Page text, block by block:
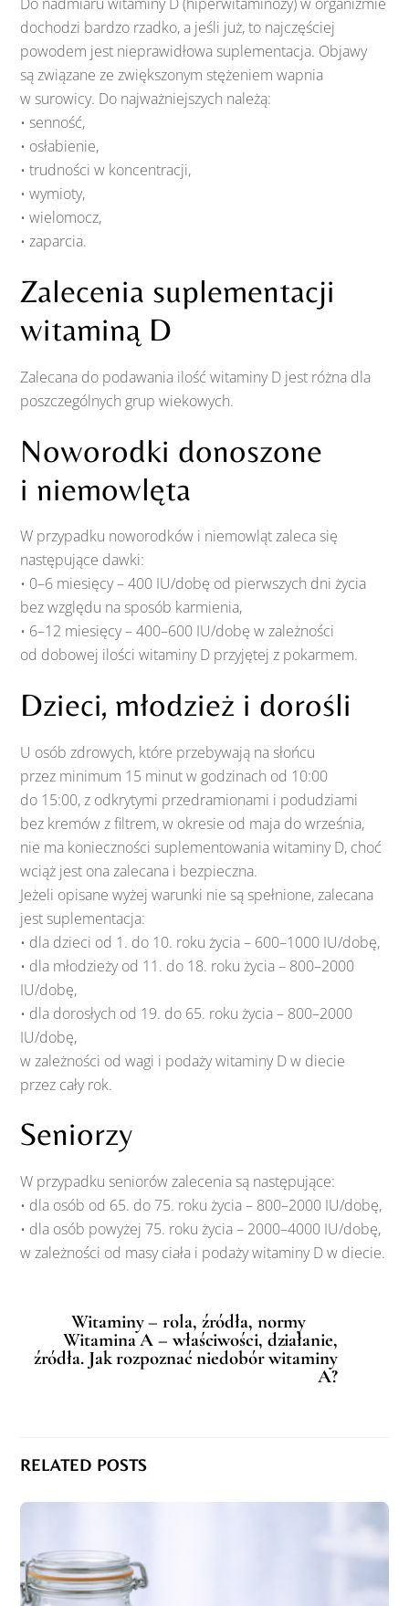
Do nadmiaru witaminy D (hiperwitaminozy) w organizmie
dochodzi bardzo rzadko, a jeśli już, to najczęściej
powodem jest nieprawidłowa suplementacja. Objawy
są związane ze zwiększonym stężeniem wapnia
w surowicy. Do najważniejszych należą:
• senność,
• osłabienie,
• trudności w koncentracji,
• wymioty,
• wielomocz,
• zaparcia.
Zalecenia suplementacji
witaminą D
Zalecana do podawania ilość witaminy D jest różna dla
poszczególnych grup wiekowych.
Noworodki donoszone
i niemowlęta
W przypadku noworodków i niemowląt zaleca się
następujące dawki:
• 0–6 miesięcy – 400 IU/dobę od pierwszych dni życia
bez względu na sposób karmienia,
• 6–12 miesięcy – 400–600 IU/dobę w zależności
od dobowej ilości witaminy D przyjętej z pokarmem.
Dzieci, młodzież i dorośli
U osób zdrowych, które przebywają na słońcu
przez minimum 15 minut w godzinach od 10:00
do 15:00, z odkrytymi przedramionami i podudziami
bez kremów z filtrem, w okresie od maja do września,
nie ma konieczności suplementowania witaminy D, choć
wciąż jest ona zalecana i bezpieczna.
Jeżeli opisane wyżej warunki nie są spełnione, zalecana
jest suplementacja:
• dla dzieci od 1. do 10. roku życia – 600–1000 IU/dobę,
• dla młodzieży od 11. do 18. roku życia – 800–2000
IU/dobę,
• dla dorosłych od 19. do 65. roku życia – 800–2000
IU/dobę,
w zależności od wagi i podaży witaminy D w diecie
przez cały rok.
Seniorzy
W przypadku seniorów zalecenia są następujące:
• dla osób od 65. do 75. roku życia – 800–2000 IU/dobę,
• dla osób powyżej 75. roku życia – 2000–4000 IU/dobę,
w zależności od masy ciała i podaży witaminy D w diecie.
Witaminy – rola, źródła, normy
Witamina A – właściwości, działanie,
źródła. Jak rozpoznać niedobór witaminy
A?
RELATED POSTS